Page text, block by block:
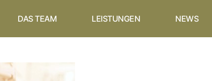
DAS TEAM LEISTUNGEN NEWS